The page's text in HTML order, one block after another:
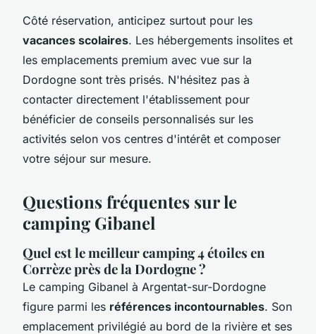
Côté réservation, anticipez surtout pour les
vacances scolaires. Les hébergements insolites et
les emplacements premium avec vue sur la
Dordogne sont très prisés. N'hésitez pas à
contacter directement l'établissement pour
bénéficier de conseils personnalisés sur les
activités selon vos centres d'intérêt et composer
votre séjour sur mesure.
Questions fréquentes sur le
camping Gibanel
Quel est le meilleur camping 4 étoiles en
Corrèze près de la Dordogne ?
Le camping Gibanel à Argentat-sur-Dordogne
figure parmi les références incontournables. Son
emplacement privilégié au bord de la rivière et ses